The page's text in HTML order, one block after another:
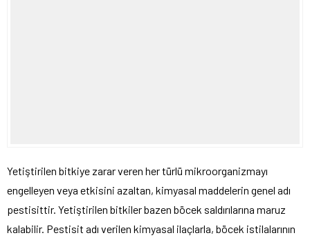
Yetiştirilen bitkiye zarar veren her türlü mikroorganizmayı
engelleyen veya etkisini azaltan, kimyasal maddelerin genel adı
pestisittir. Yetiştirilen bitkiler bazen böcek saldırılarına maruz
kalabilir. Pestisit adı verilen kimyasal ilaçlarla, böcek istilalarının